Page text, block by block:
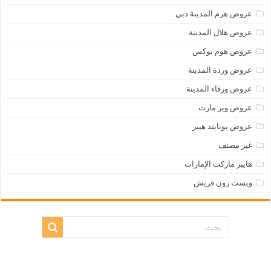
عروض هرم المدينة دبي
عروض هلال المدينة
عروض هوم بوكس
عروض وردة المدينة
عروض ورقاء المدينة
عروض وير مارت
عروض يونايتد هيبر
غير مصنف
هايبر ماركت الإمارات
ويست زون فريش